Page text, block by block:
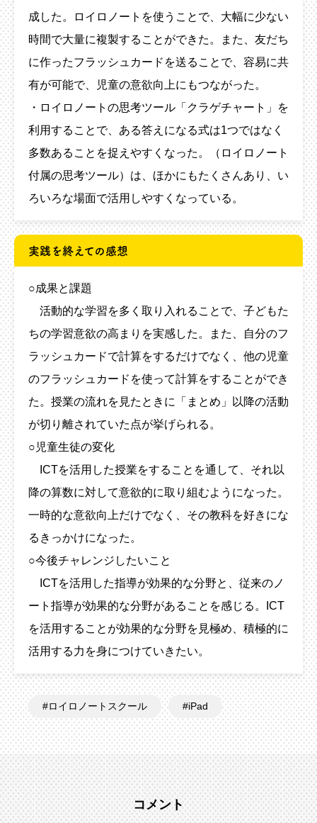
成した。ロイロノートを使うことで、大幅に少ない
時間で大量に複製することができた。また、友だち
に作ったフラッシュカードを送ることで、容易に共
有が可能で、児童の意欲向上にもつながった。
・ロイロノートの思考ツール「クラゲチャート」を
利用することで、ある答えになる式は1つではなく
多数あることを捉えやすくなった。（ロイロノート
付属の思考ツール）は、ほかにもたくさんあり、い
ろいろな場面で活用しやすくなっている。
実践を終えての感想
○成果と課題
活動的な学習を多く取り入れることで、子どもた
ちの学習意欲の高まりを実感した。また、自分のフ
ラッシュカードで計算をするだけでなく、他の児童
のフラッシュカードを使って計算をすることができ
た。授業の流れを見たときに「まとめ」以降の活動
が切り離されていた点が挙げられる。
○児童生徒の変化
ICTを活用した授業をすることを通して、それ以
降の算数に対して意欲的に取り組むようになった。
一時的な意欲向上だけでなく、その教科を好きにな
るきっかけになった。
○今後チャレンジしたいこと
ICTを活用した指導が効果的な分野と、従来のノ
ート指導が効果的な分野があることを感じる。ICT
を活用することが効果的な分野を見極め、積極的に
活用する力を身につけていきたい。
ロイロノートスクール iPad
コメント